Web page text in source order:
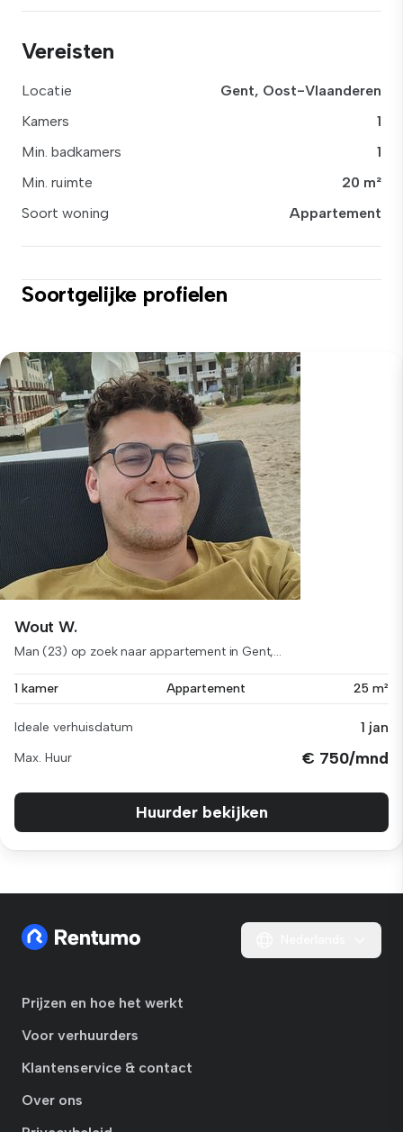
Vereisten
Locatie
Gent, Oost-Vlaanderen
Kamers
1
Min. badkamers
1
Min. ruimte
20 m²
Soort woning
Appartement
Soortgelijke profielen
Wout W.
Man (23) op zoek naar appartement in Gent,...
1 kamer Appartement 25 m²
Ideale verhuisdatum 1 jan
Max. Huur € 750/mnd
Huurder bekijken
Prijzen en hoe het werkt
Voor verhuurders
Klantenservice & contact
Over ons